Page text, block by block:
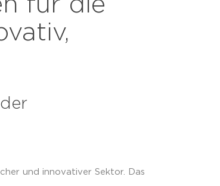
und innovativer Sektor. Das